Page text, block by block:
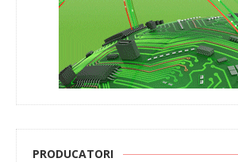
PRODUCATORI